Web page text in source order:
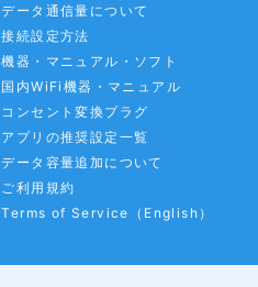
データ通信量について
接続設定方法
機器・マニュアル・ソフト
国内WiFi機器・マニュアル
コンセント変換プラグ
アプリの推奨設定一覧
データ容量追加について
ご利用規約
Terms of Service （English）